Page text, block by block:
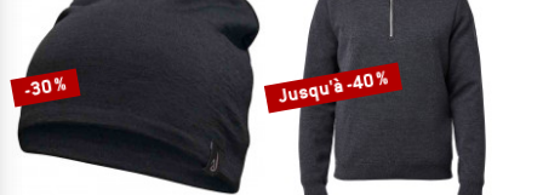
-30 % Jusqu'à -40 %